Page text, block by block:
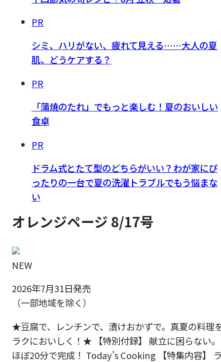
PR
シミ、ハリがない、疲れて見える……大人の夏
肌、どうケアする？
PR
「蒲焼のたれ」でもっと楽しむ！夏のおいしい
食卓
PR
ドラム式とたて型のどちらがいい？わが家にぴ
ったりの一台で夏の洗濯トラブルでもう悩まな
い
オレンジページ 8/17号
NEW
2026年7月31日発売
（一部地域を除く）
★豆腐で、レンチンで、漬けおかずで。真夏の料理
ラクにおいしく！★ 【特別付録】 献立に困らない。
ほぼ20分で完成！ Today’s Cooking 【特集内容】